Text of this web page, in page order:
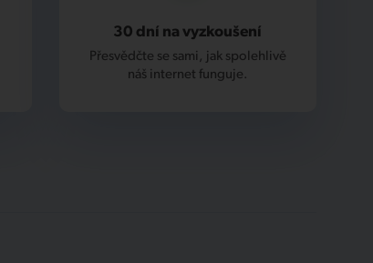
30 dní na vyzkoušení
Přesvědčte se sami, jak spolehlivě
náš internet funguje.